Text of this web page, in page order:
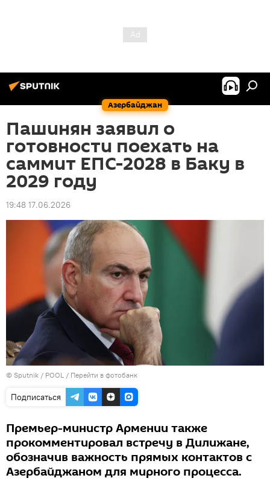
Азербайджан
Пашинян заявил о
готовности поехать на
саммит ЕПС-2028 в Баку в
2029 году
19:48 17.06.2026
© Sputnik / POOL / Перейти в фотобанк
Подписаться
Премьер-министр Армении также
прокомментировал встречу в Дилижане,
обозначив важность прямых контактов с
Азербайджаном для мирного процесса.